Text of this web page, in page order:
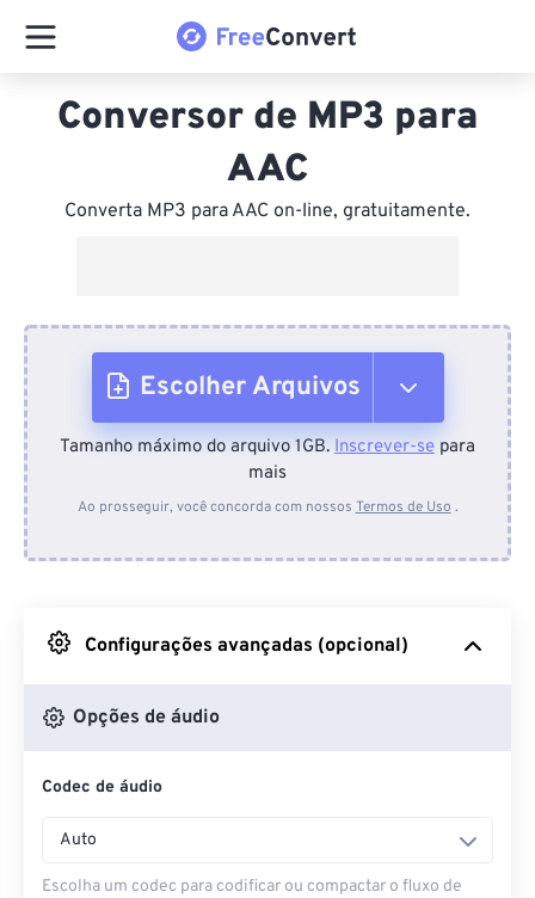
Conversor de MP3 para
AAC
Converta MP3 para AAC on-line, gratuitamente.
Escolher Arquivos
Do dispositivo
Do Google Drive
Do OneDrive
Tamanho máximo do arquivo 1GB. Inscrever-se para
mais
Ao prosseguir, você concorda com nossos Termos de Uso .
Configurações avançadas (opcional)
Opções de áudio
Codec de áudio
Auto
Escolha um codec para codificar ou compactar o fluxo de